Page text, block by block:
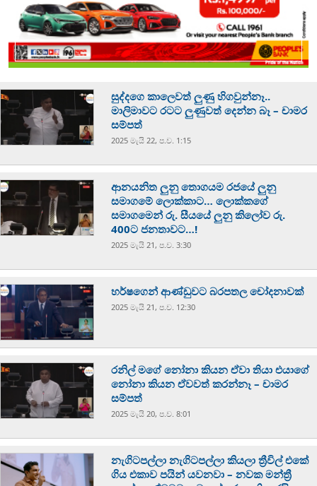
සුද්දගෙ කාලෙවත් ලුණු හිගවුන්නෑ..
මාලිමාවට රටට ලුණුවත් දෙන්න බෑ – චාමර
සම්පත්
2025 මැයි 22, ප.ව. 1:15
ආනයනිත ලුනු තොගයම රජයේ ලුනු
සමාගමේ ලොක්කාට… ලොක්කගේ
සමාගමෙන් රු. සීයයේ ලුනු කිලෝව රු.
400ට ජනතාවට…!
2025 මැයි 21, ප.ව. 3:30
හර්ෂගෙන් ආණ්ඩුවට බරපතල චෝදනාවක්
2025 මැයි 21, ප.ව. 12:30
රනිල් මගේ නෝනා කියන ඒවා තියා එයාගේ
නෝනා කියන ඒවවත් කරන්නෑ – චාමර
සම්පත්
2025 මැයි 20, ප.ව. 8:01
නැගිටපල්ලා නැගිටපල්ලා කියලා ත්‍රීවිල් එකේ
ගිය එකාව පයින් යවනවා – නවක මන්ත්‍රී